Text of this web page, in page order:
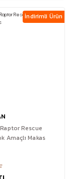
İndirimli Ürün
Rescue
Amaçlı Makas